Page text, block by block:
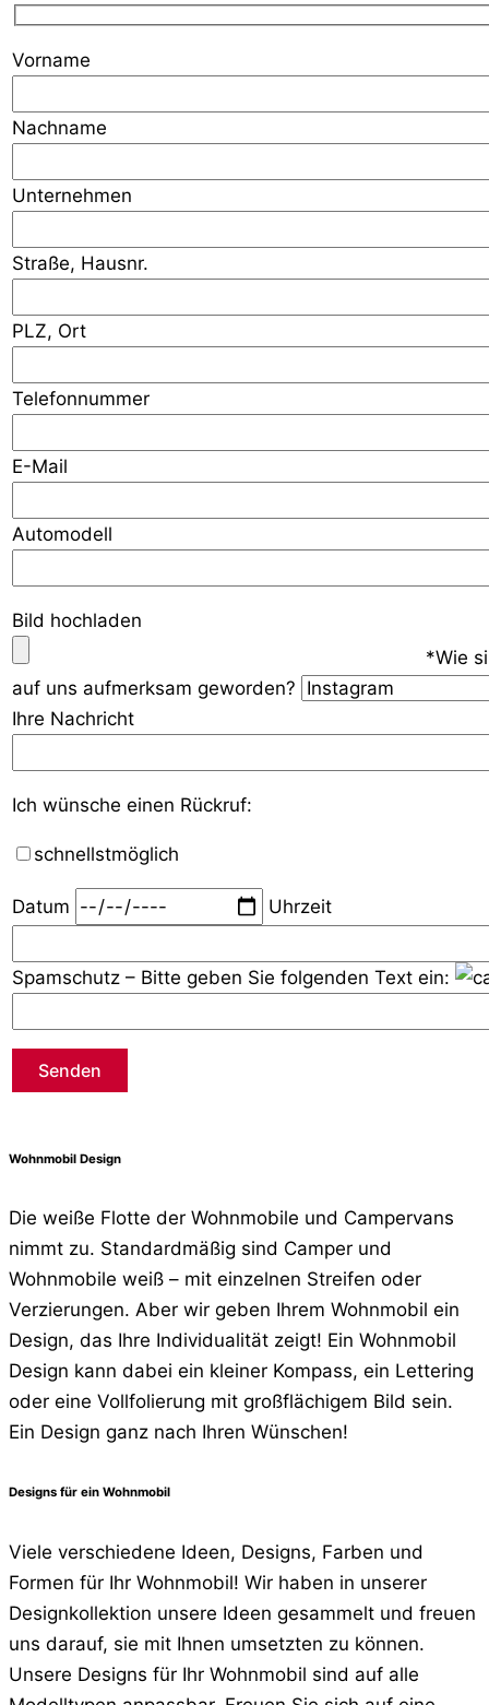
Vorname
Nachname
Unternehmen
Straße, Hausnr.
PLZ, Ort
Telefonnummer
E-Mail
Automodell
Bild hochladen
*Wie
auf uns aufmerksam geworden?
Ihre Nachricht
Ich wünsche einen Rückruf:
schnellstmöglich
Datum Uhrzeit
Spamschutz – Bitte geben Sie folgenden Text ein:
Bitte lasse dieses Feld leer.
Wohnmobil Design
Die weiße Flotte der Wohnmobile und Campervans
nimmt zu. Standardmäßig sind Camper und
Wohnmobile weiß – mit einzelnen Streifen oder
Verzierungen. Aber wir geben Ihrem Wohnmobil ein
Design, das Ihre Individualität zeigt! Ein Wohnmobil
Design kann dabei ein kleiner Kompass, ein Lettering
oder eine Vollfolierung mit großflächigem Bild sein.
Ein Design ganz nach Ihren Wünschen!
Designs für ein Wohnmobil
Viele verschiedene Ideen, Designs, Farben und
Formen für Ihr Wohnmobil! Wir haben in unserer
Designkollektion unsere Ideen gesammelt und freuen
uns darauf, sie mit Ihnen umsetzten zu können.
Unsere Designs für Ihr Wohnmobil sind auf alle